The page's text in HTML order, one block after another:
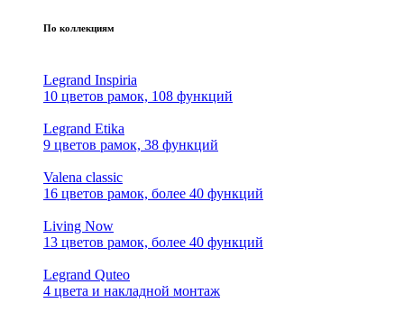
По коллекциям
Legrand Inspiria
10 цветов рамок, 108 функций
Legrand Etika
9 цветов рамок, 38 функций
Valena classic
16 цветов рамок, более 40 функций
Living Now
13 цветов рамок, более 40 функций
Legrand Quteo
4 цвета и накладной монтаж